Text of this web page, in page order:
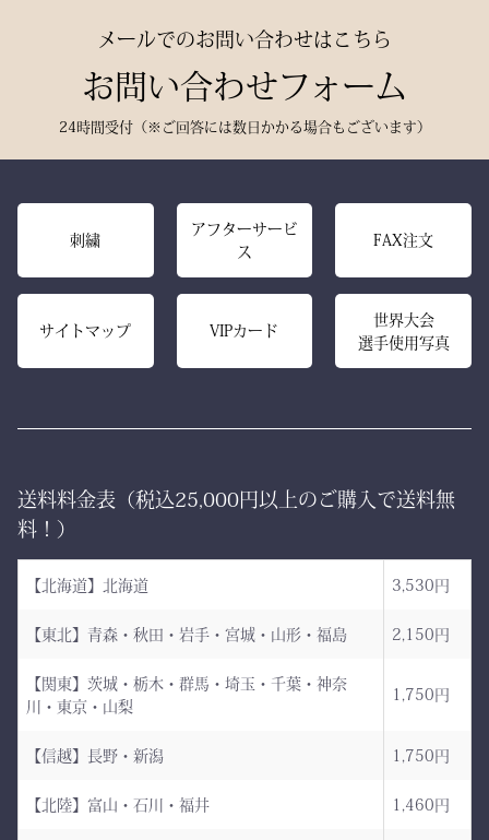
深みある色合いと、驚くほ
どの軽やかさを兼ね備え、
手にした瞬間、ふわりと温
もりを感じる風格ある仕上
がりです。
また、日本製の高精度アイ
ロン技術と熟練の縫製によ
り、
ち姿までも凛々しく映えま
日本が世界に誇る本物の
袴、その風合いをぜひご体
感ください。
統の一着 ― 武州金橋
8800 木綿袴 ―
縫製工場
感を放つ――それがベルベ
ットの力です。
派手ではない。だが、圧倒
的にかっこいい。
強い選手ほど、道具にも品
える竹刀袋です。
く守るクッション構造。
高密度ベルベットと日本製
「見た目だけ」では終わら
ます。
ただ運ぶための袋ではあり
これは、
とうための竹刀袋。
持つだけで気持ちが引き締
メールでのお問い合わせはこちら
お問い合わせフォーム
24時間受付（※ご回答には数日かかる場合もございます）
刺繍
アフターサービ
ス
FAX注文
サイトマップ VIPカード
世界大会
選手使用写真
送料料金表（税込25,000円以上のご購入で送料無
料！）
【北海道】北海道 3,530円
【東北】青森・秋田・岩手・宮城・山形・福島 2,150円
【関東】茨城・栃木・群馬・埼玉・千葉・神奈
川・東京・山梨
1,750円
【信越】長野・新潟 1,750円
【北陸】富山・石川・福井 1,460円